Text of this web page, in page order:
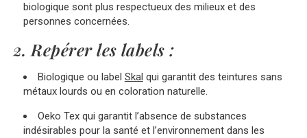
biologique sont plus respectueux des milieux et des
personnes concernées.
2. Repérer les labels :
Biologique ou label Skal qui garantit des teintures sans
métaux lourds ou en coloration naturelle.
Oeko Tex qui garantit l’absence de substances
indésirables pour la santé et l’environnement dans les